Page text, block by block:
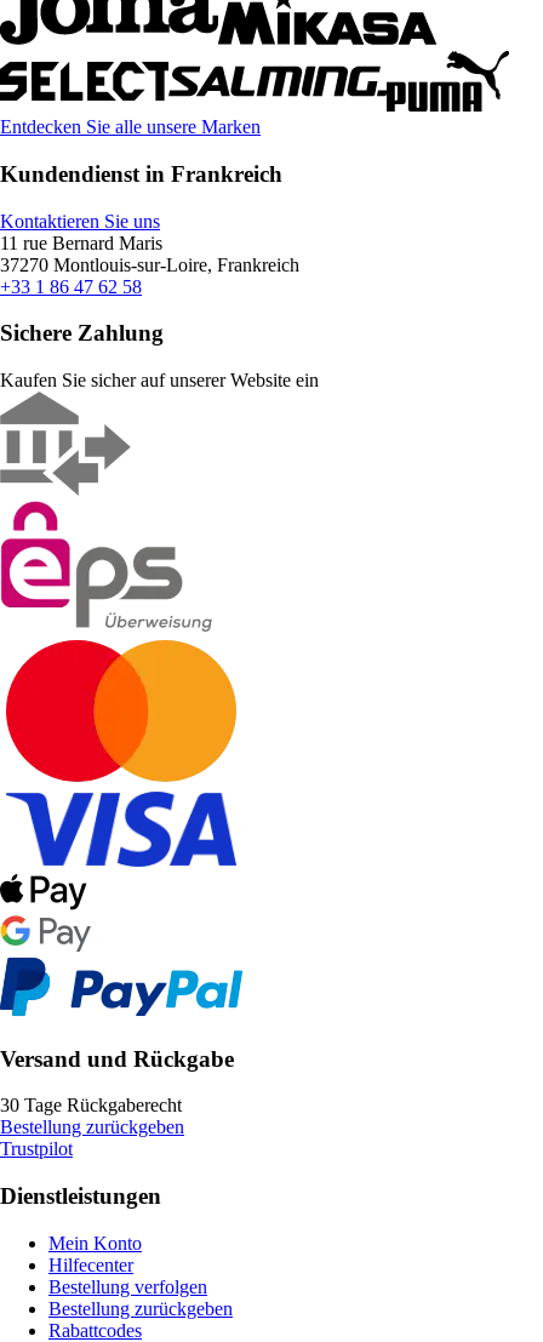
Entdecken Sie alle unsere Marken
Kundendienst in Frankreich
Kontaktieren Sie uns
11 rue Bernard Maris
37270 Montlouis-sur-Loire, Frankreich
+33 1 86 47 62 58
Sichere Zahlung
Kaufen Sie sicher auf unserer Website ein
Versand und Rückgabe
30 Tage Rückgaberecht
Bestellung zurückgeben
Trustpilot
Dienstleistungen
Mein Konto
Hilfecenter
Bestellung verfolgen
Bestellung zurückgeben
Rabattcodes